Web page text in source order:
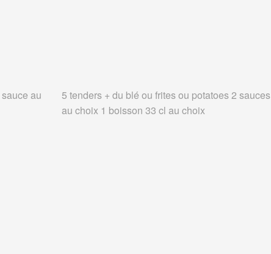
au
5 tenders + du blé ou frites ou potatoes 2 sauces
au choix 1 boisson 33 cl au choix